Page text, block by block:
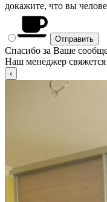
докажите, что вы
Спасибо за Ваше
Наш менеджер